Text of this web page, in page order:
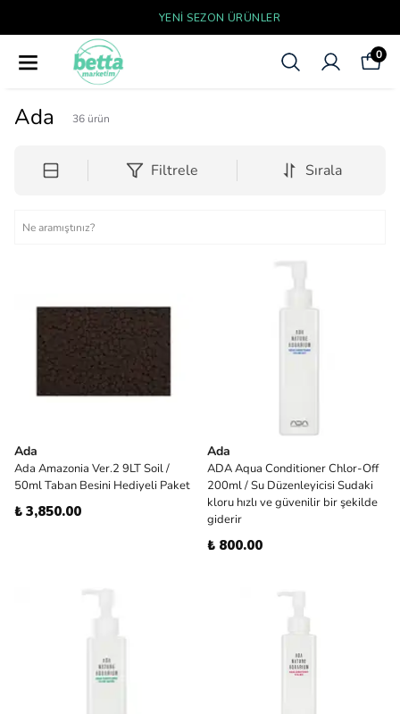
YENI SEZON ÜRÜNLER
0
Ada 36 ürün
Filtrele Sırala
Ada
Ada Amazonia Ver.2 9LT Soil /
50ml Taban Besini Hediyeli Paket
₺ 3,850.00
Ada
ADA Aqua Conditioner Chlor-Off
200ml / Su Düzenleyicisi Sudaki
kloru hızlı ve güvenilir bir şekilde
giderir
₺ 800.00